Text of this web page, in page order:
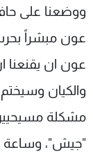
ووضعنا على
عون مبشراً
عون ان يقنعنا
والكيان
مشكلة
"جيش"،